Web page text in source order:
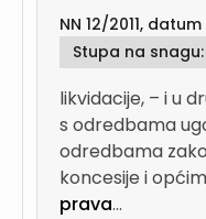
NN 12/2011,
Stupa na snagu:
likvidacije, – i u
s odredbama
odredbama
koncesije i
prava...